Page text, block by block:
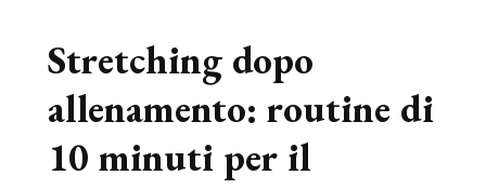
Stretching dopo
allenamento: routine di
10 minuti per il